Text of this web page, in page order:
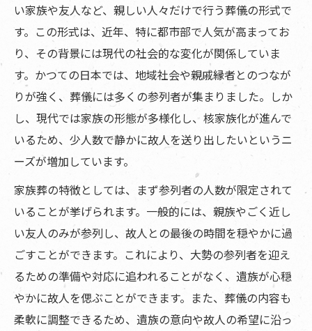
よくある質問
寺院概要
い家族や友人など、親しい人々だけで行う葬儀の形式で
す。この形式は、近年、特に都市部で人気が高まってお
り、その背景には現代の社会的な変化が関係していま
す。かつての日本では、地域社会や親戚縁者とのつなが
りが強く、葬儀には多くの参列者が集まりました。しか
し、現代では家族の形態が多様化し、核家族化が進んで
いるため、少人数で静かに故人を送り出したいというニ
ーズが増加しています。
家族葬の特徴としては、まず参列者の人数が限定されて
いることが挙げられます。一般的には、親族やごく近し
い友人のみが参列し、故人との最後の時間を穏やかに過
ごすことができます。これにより、大勢の参列者を迎え
るための準備や対応に追われることがなく、遺族が心穏
やかに故人を偲ぶことができます。また、葬儀の内容も
柔軟に調整できるため、遺族の意向や故人の希望に沿っ